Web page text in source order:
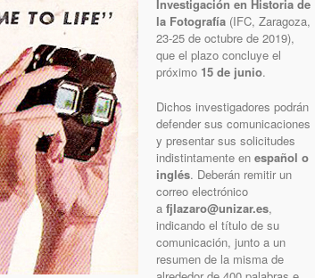
Investigación en Historia de
la Fotografía(IFC, Zaragoza,
23-25 de octubre de 2019),
que el plazo concluye el
próximo 15 de junio.
Dichos investigadores podrán
defender sus comunicaciones
y presentar sus solicitudes
indistintamente en español o
inglés. Deberán remitir un
correo electrónico
a fjlazaro@unizar.es,
indicando el título de su
comunicación, junto a un
resumen de la misma de